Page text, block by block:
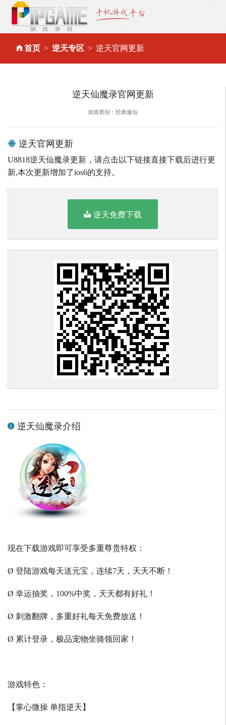
首页 逆天专区 逆天官网更新
逆天仙魔录官网更新
游戏类别：经典修仙
逆天官网更新
U8818逆天仙魔录更新，请点击以下链接直接下载后进行更
新,本次更新增加了ios6的支持。
逆天免费下载
逆天仙魔录介绍
现在下载游戏即可享受多重尊贵特权：
Ø 登陆游戏每天送元宝，连续7天，天天不断！
Ø 幸运抽奖，100%中奖，天天都有好礼！
Ø 刺激翻牌，多重好礼每天免费放送！
Ø 累计登录，极品宠物坐骑领回家！
游戏特色：
【掌心微操 单指逆天】